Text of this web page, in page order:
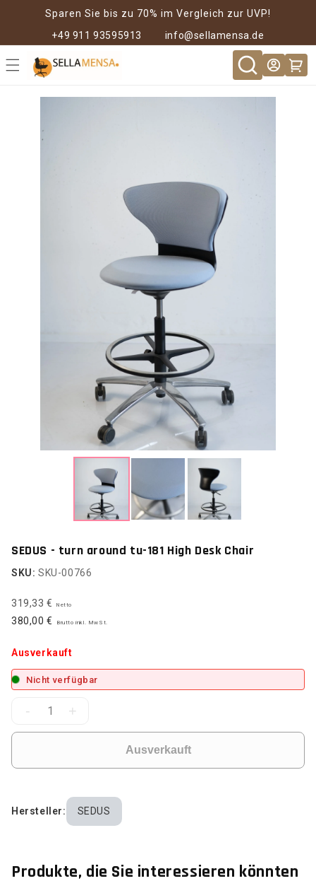
Sparen Sie bis zu 70% im Vergleich zur UVP!
+49 911 93595913
info@sellamensa.de
SEDUS - turn around tu-181 High Desk Chair
SKU: SKU-00766
319,33 € Netto
380,00 € Brutto inkl. MwSt.
Ausverkauft
Nicht verfügbar
- +
Ausverkauft
Hersteller: SEDUS
Produkte, die Sie interessieren könnten